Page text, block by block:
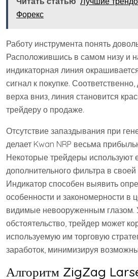
Форекс
Работу инструмента понять
Расположившись в самом низу и
индикаторная линия
сигнал к покупке.
верха вниз, линия становится
трейдеру о продаже.
Отсутствие запаздывания при
делает Kwan NRP весьма
Некоторые трейдеры используют
дополнительного фильтра в своей
Индикатор способен выявить
особенности и закономерности в
видимые невооруженным глазом.
обстоятельство, трейдер может
используемую им торговую
заработок, минимизируя
Алгоритм ZigZag